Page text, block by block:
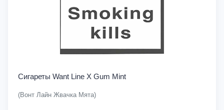
Сигареты Want Line X Gum Mint
(Вонт Лайн Жвачка Мята)